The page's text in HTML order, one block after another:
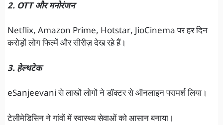
2. OTT और मनोरंजन
Netflix, Amazon Prime, Hotstar, JioCinema पर हर दिन
करोड़ों लोग फिल्में और सीरीज़ देख रहे हैं।
3. हेल्थटेक
eSanjeevani से लाखों लोगों ने डॉक्टर से ऑनलाइन परामर्श लिया।
टेलीमेडिसिन ने गांवों में स्वास्थ्य सेवाओं को आसान बनाया।